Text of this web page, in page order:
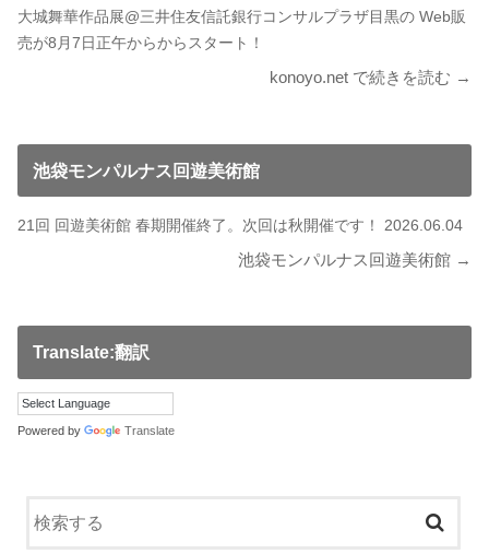
大城舞華作品展@三井住友信託銀行コンサルプラザ目黒の Web販
売が8月7日正午からからスタート！
konoyo.net で続きを読む →
池袋モンパルナス回遊美術館
21回 回遊美術館 春期開催終了。次回は秋開催です！ 2026.06.04
池袋モンパルナス回遊美術館 →
Translate:翻訳
Powered by Translate